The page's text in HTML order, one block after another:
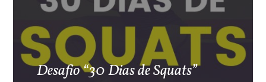
Desafio “30 Dias de Squats”